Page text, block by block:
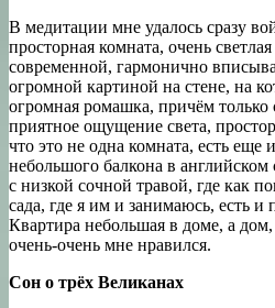
В медитации мне удалось сразу
просторная комната, очень
современной, гармонично
огромной картиной на стене, на
огромная ромашка, причём только
приятное ощущение света,
что это не одна комната, есть еще
небольшого балкона в
с низкой сочной травой, где как
сада, где я им и занимаюсь, есть и
Квартира небольшая в доме, а
очень-очень мне нравился.
Сон о трёх Великанах